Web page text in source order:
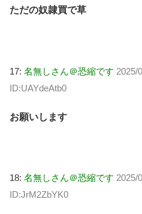
ただの奴隷買で草
17: 名無しさん＠恐縮です 2025/
ID:UAYdeAtb0
お願いします
18: 名無しさん＠恐縮です 2025/
ID:JrM2ZbYK0